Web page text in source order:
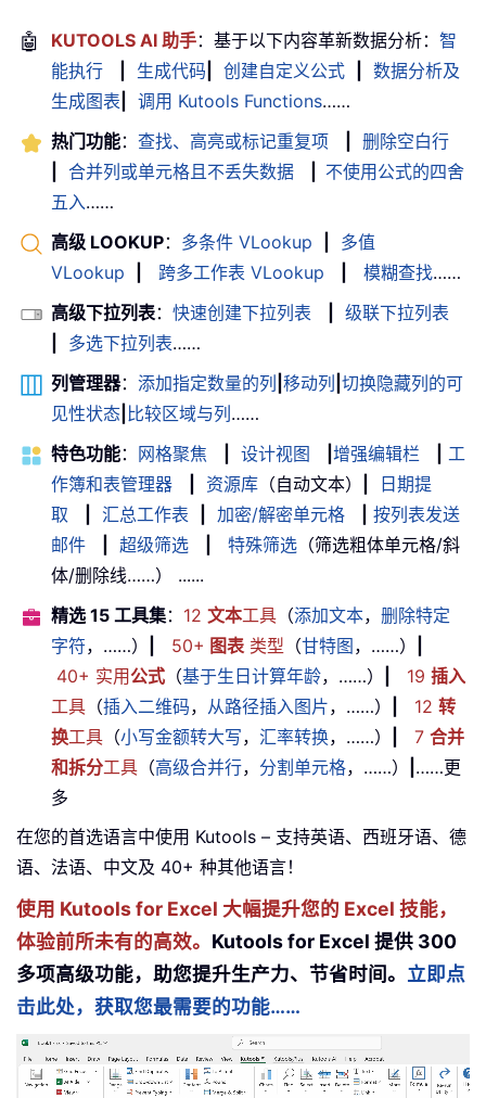
🤖 KUTOOLS AI 助手：基于以下内容革新数据分析： 智
能执行
生成代码 创建自定义公式
数据分析及
生成图表
调用 Kutools Functions……
热门功能： 查找、高亮或标记重复项
删除空白行
合并列或单元格且不丢失数据
不使用公式的四舍
五入……
高级 LOOKUP： 多条件 VLookup
多值
VLookup
跨多工作表 VLookup 模糊查找……
高级下拉列表： 快速创建下拉列表
级联下拉列表
多选下拉列表……
列管理器： 添加指定数量的列 移动列 切换隐藏列的可
见性状态 比较区域与列……
特色功能： 网格聚焦 设计视图 增强编辑栏
工
作簿和表管理器
资源库 （自动文本）
日期提
取
汇总工作表 加密/解密单元格
按列表发送
邮件
超级筛选 特殊筛选 （筛选粗体单元格/斜
体/删除线……） ......
精选 15 工具集： 12 文本工具 （添加文本， 删除特定
字符，……） 50+ 图表 类型 （甘特图，……）
40+ 实用公式 （基于生日计算年龄，……） 19 插入
工具 （插入二维码， 从路径插入图片，……） 12 转
换工具 （小写金额转大写， 汇率转换，……） 7 合并
和拆分工具 （高级合并行， 分割单元格，……）
……更
多
在您的首选语言中使用 Kutools – 支持英语、西班牙语、德
语、法语、中文及 40+ 种其他语言！
使用 Kutools for Excel 大幅提升您的 Excel 技能，
体验前所未有的高效。 Kutools for Excel 提供 300
多项高级功能，助您提升生产力、节省时间。 立即点
击此处，获取您最需要的功能……